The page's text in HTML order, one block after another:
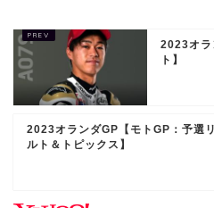
2023オラ
ト】
2023オランダGP【モトGP：予選
ルト＆トピックス】